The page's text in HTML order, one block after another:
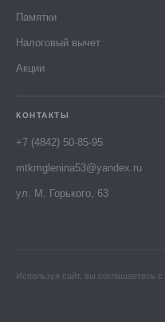
Памятки
Налоговый вычет
Акции
КОНТАКТЫ
+7 (4842) 50-85-95
mtkmglenina53@yandex.ru
ул. М. Горького, 63
Используя сайт, вы соглашаетесь с